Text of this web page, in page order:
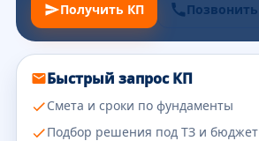
Получить КП
Позвонить
Быстрый запрос КП
Смета и сроки по фундаменты
Подбор решения под ТЗ и бюджет